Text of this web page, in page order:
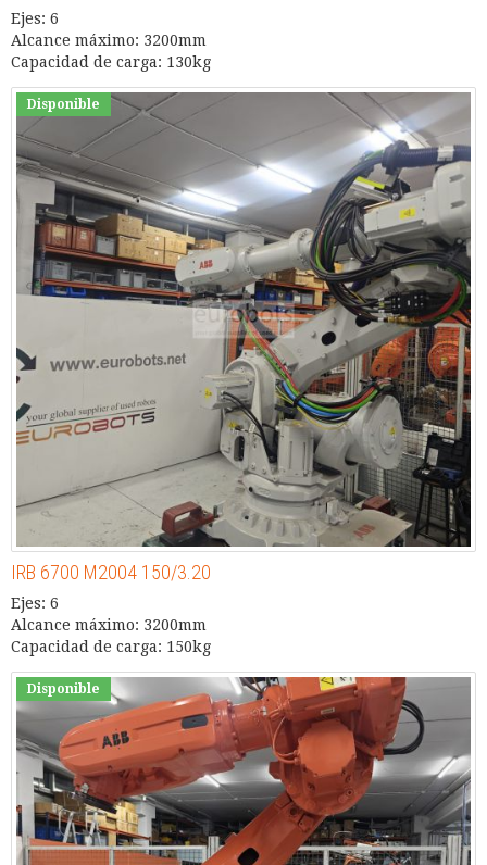
Ejes: 6
Alcance máximo: 3200mm
Capacidad de carga: 130kg
Disponible
IRB 6700 M2004 150/3.20
Ejes: 6
Alcance máximo: 3200mm
Capacidad de carga: 150kg
Disponible